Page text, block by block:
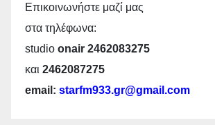
Επικοινωνήστε μαζί μας
στα τηλέφωνα:
studio onair 2462083275
και 2462087275
email: starfm933.gr@gmail.com